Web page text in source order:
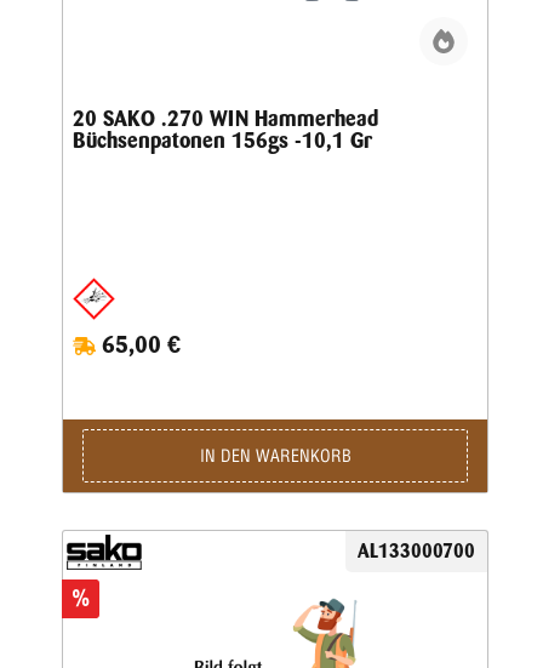
20 SAKO .270 WIN Hammerhead
Büchsenpatonen 156gs -10,1 Gr
65,00 €
IN DEN WARENKORB
%
AL133000700